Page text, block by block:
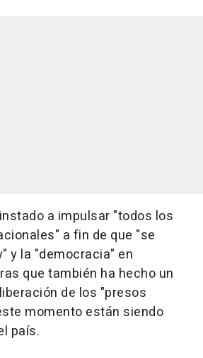
a impulsar "todos los
a fin de que "se
y la "democracia" en
que también ha hecho un
de los "presos
momento están siendo
país.